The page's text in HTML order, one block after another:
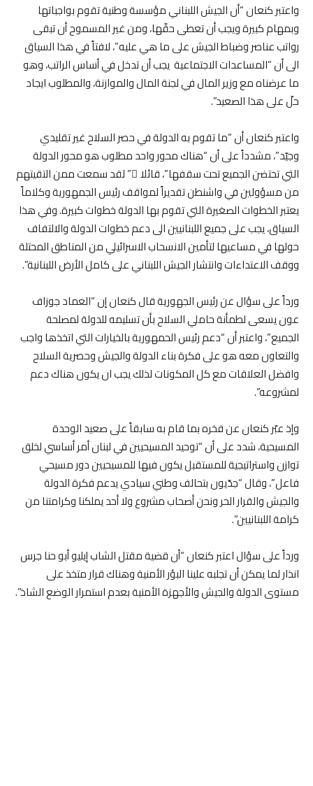
واعتبر كنعان “أن الجيش اللبناني مؤسسة وطنية تقوم بواجباتها
وبمهام كبيرة ويجب أن تعطى حقّها، ومن غير المسموح أن تبقى
رواتب عناصر وضباط الجيش على ما هي عليه”، لافتاً في هذا السياق
الى أن “المساعدات الاجتماعية يجب أن تدخل في أساس الراتب، وهو
ما عرضناه مع وزير المال في لجنة المال والموازنة، والمطلوب ايجاد
حلّ على هذا الصعيد”.
واعتبر كنعان أن “ما تقوم به الدولة في حصر السلاح غير تقليدي
وجيّد”، مشدداً على أن “هناك محور واحد مطلوب هو محور الدولة
التي تحتضن الجميع تحت سقفها”، قائلا ً” لقد سمعت ممن التقيتهم
من مسؤولين في واشنطن تقديراً لمواقف رئيس الجمهورية وكلاماً
يعتبر الخطوات الصغيرة التي تقوم بها الدولة خطوات كبيرة. وفي هذا
السياق، يجب على جميع اللبنانيين الى دعم خطوات الدولة والالتفاف
حولها في مساعيها لتأمين الانسحاب الاسرائيلي من المناطق المحتلة
ووقف الاعتداءات وانتشار الجيش اللبناني على كامل الأرض اللبنانية”.
ورداً على سؤال عن رئيس الجهورية قال كنعان إن “العماد جوزاف
عون يسعى لطمأنة حاملي السلاح بأن تسليمه للدولة لمصلحة
الجميع”، واعتبر أن “دعم رئيس الحمهورية بالخيارات التي اتخذها واجب
والتعاون معه هو على فكرة بناء الدولة والجيش وحصرية السلاح
وافضل العلاقات مع كل المكونات لذلك يجب ان يكون هناك دعم
لمشروعه”.
وإذ عبّر كنعان عن فخره بما قام به سابقاً على صعيد الوحدة
المسيحية، شدد على أن “توحيد المسيحيين في لبنان أمر أساسي لخلق
توازن واستراتيجية للمستقبل يكون فيها للمسيحيين دور مسيحي
فاعل”، وقال “جدّيون بتحالف وطني سيادي يدعم فكرة الدولة
والجيش والقرار الحر ونحن أصحاب مشروع ولا أحد يملكنا وكرامتنا من
كرامة اللبنانيين”.
ورداً على سؤال اعتبر كنعان “أن قضية مقتل الشاب إيليو أبو حنا جرس
انذار لما يمكن أن تجلبه علينا البؤر الأمنية وهناك قرار متخذ على
مستوى الدولة والجيش والأجهزة الأمنية بعدم استمرار الوضع الشاذ”.